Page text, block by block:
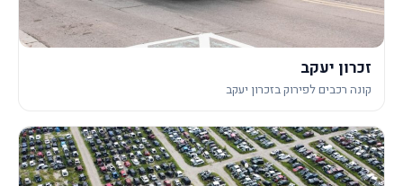
זכרון יעקב
קונה רכבים לפירוק בזכרון יעקב